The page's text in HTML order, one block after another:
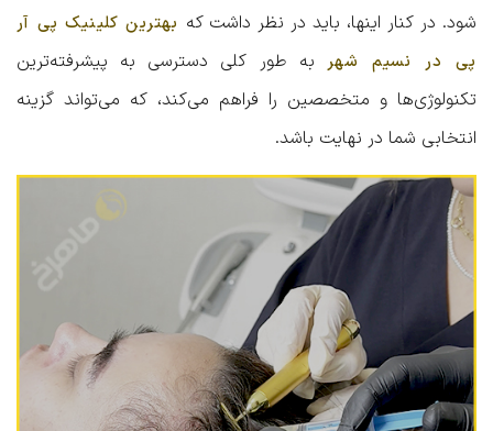
شود. در کنار اینها، باید در نظر داشت که بهترین کلینیک پی آر
پی در نسیم شهر به طور کلی دسترسی به پیشرفته‌ترین
تکنولوژی‌ها و متخصصین را فراهم می‌کند، که می‌تواند گزینه
انتخابی شما در نهایت باشد.